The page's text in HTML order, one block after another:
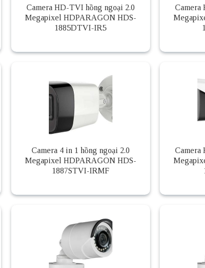
Camera HD-TVI hồng ngoại 2.0
Megapixel HDPARAGON HDS-
1885DTVI-IR5
Camera
Camera 4 in 1 hồng ngoại 2.0
Megapixel HDPARAGON HDS-
1887STVI-IRMF
Camera